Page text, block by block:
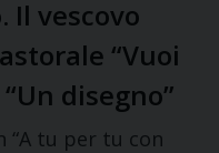
Il vescovo
“Vuoi
disegno”
“A tu per tu con